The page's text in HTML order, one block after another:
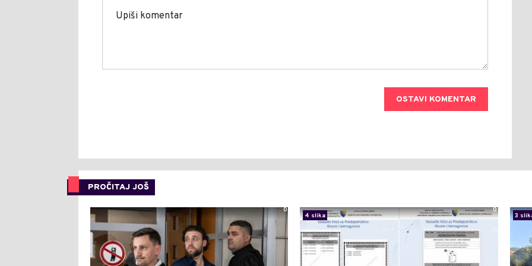
OSTAVI KOMENTAR
PROČITAJ JOŠ
0
4 slika
0
3